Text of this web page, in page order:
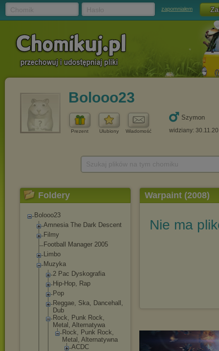
zapomniałem
Bolooo23
Prezent Ulubiony Wiadomość
Szymon
widziany:
Foldery
Bolooo23
Amnesia The Dark Descent
Filmy
Football Manager 2005
Limbo
Muzyka
2 Pac Dyskografia
Hip-Hop, Rap
Pop
Reggae, Ska, Dancehall,
Dub
Rock, Punk Rock,
Metal, Alternatywa
Rock, Punk Rock,
Metal, Alternatywna
ACDC
Warpaint (2008)
Nie ma